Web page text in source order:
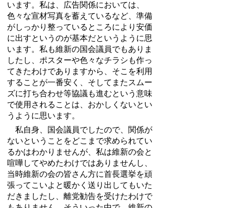
います。私は、広告関係においては、
色々な宣材写真を蓄えているなど、準備
がしっかり整っているところにより安価
に出すというのが基本だというように思
います。私も維新の国会議員でもありま
したし、ポスターや色々なチラシも作っ
てきたわけでありますから、そこを利用
することが一番安く、そしてまたスムー
ズに打ち合わせ等協議も進むという意味
で使用されることは、おかしくないとい
うように思います。
私自身、国会議員でしたので、関係が
ないということをどこまで求められてい
るかはわかりませんが、私は維新の会と
喧嘩してやめたわけではありませんし、
当時維新の会の皆さん方に首長選挙を頑
張ってこいよと暖かく送り出してもいた
だきましたし、離党勧告を受けたわけで